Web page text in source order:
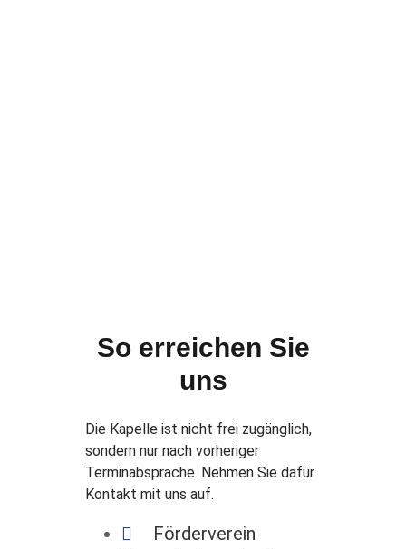
So erreichen Sie
uns
Die Kapelle ist nicht frei zugänglich,
sondern nur nach vorheriger
Terminabsprache. Nehmen Sie dafür
Kontakt mit uns auf.
Förderverein